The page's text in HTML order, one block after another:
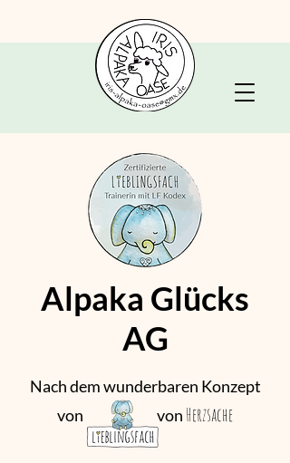
Alpaka Glücks
AG
Nach dem wunderbaren Konzept
von von Herzsache